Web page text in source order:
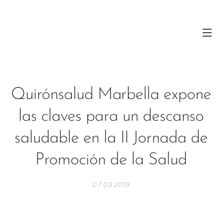
Quirónsalud Marbella expone
las claves para un descanso
saludable en la II Jornada de
Promoción de la Salud
07.03.2019